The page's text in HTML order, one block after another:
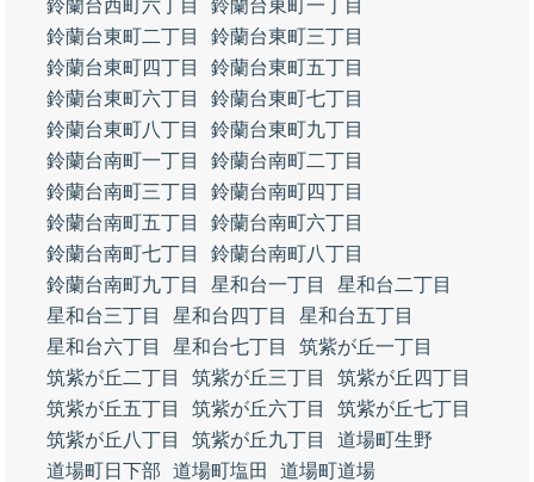
鈴蘭台西町六丁目
鈴蘭台東町一丁目
鈴蘭台東町二丁目
鈴蘭台東町三丁目
鈴蘭台東町四丁目
鈴蘭台東町五丁目
鈴蘭台東町六丁目
鈴蘭台東町七丁目
鈴蘭台東町八丁目
鈴蘭台東町九丁目
鈴蘭台南町一丁目
鈴蘭台南町二丁目
鈴蘭台南町三丁目
鈴蘭台南町四丁目
鈴蘭台南町五丁目
鈴蘭台南町六丁目
鈴蘭台南町七丁目
鈴蘭台南町八丁目
鈴蘭台南町九丁目
星和台一丁目
星和台二丁目
星和台三丁目
星和台四丁目
星和台五丁目
星和台六丁目
星和台七丁目
筑紫が丘一丁目
筑紫が丘二丁目
筑紫が丘三丁目
筑紫が丘四丁目
筑紫が丘五丁目
筑紫が丘六丁目
筑紫が丘七丁目
筑紫が丘八丁目
筑紫が丘九丁目
道場町生野
道場町日下部
道場町塩田
道場町道場